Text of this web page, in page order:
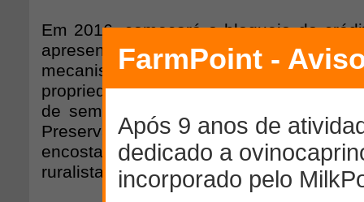
Em 2016, começará o bloqueio do
apresentar o cadastro ambiental
mecanismo para estimular a
propriedades. O texto, que obteve aval
de semana, exige a recuperação de
Preservação Permanentes (APPs) às
encostas de morro, apesar das
ruralista.